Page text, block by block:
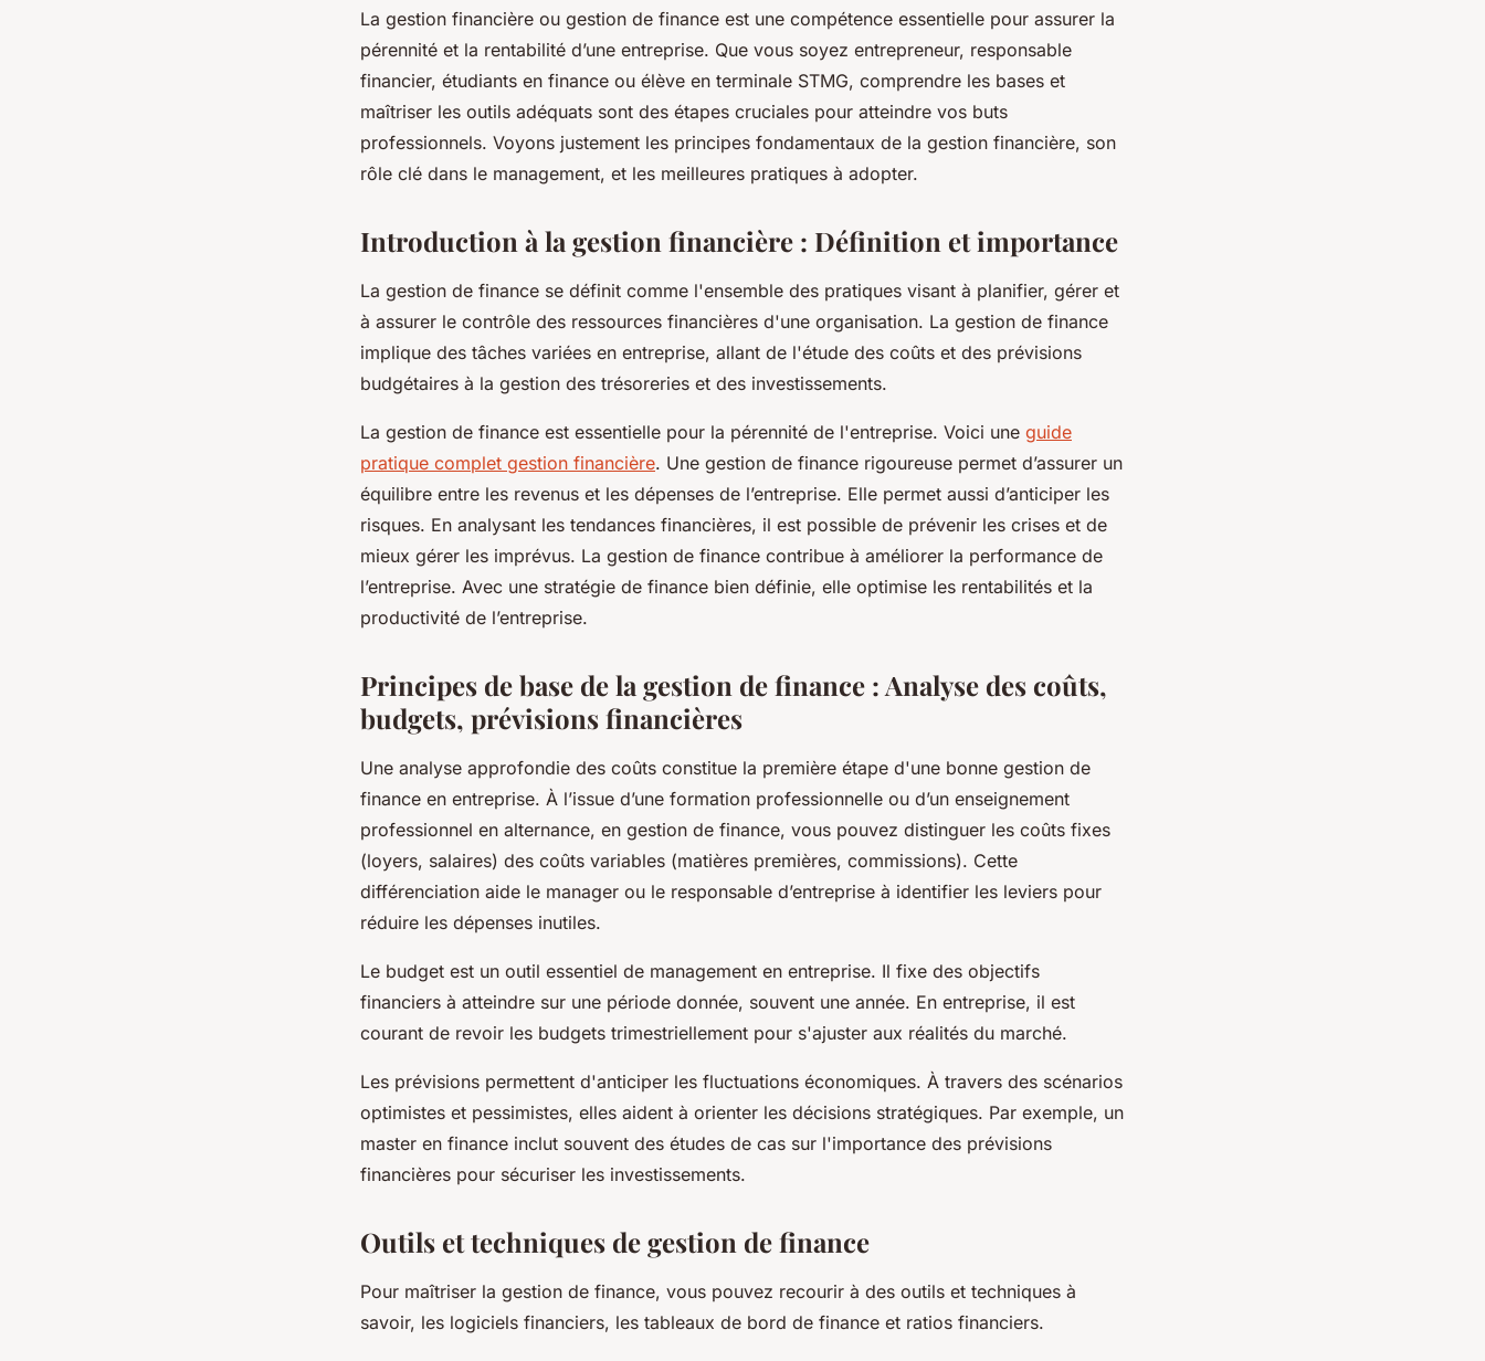
Comprendre les principes et
l'importance de la gestion financière
optimale pour les entreprises
La gestion financière ou gestion de finance est une compétence essentielle pour assurer la
pérennité et la rentabilité d’une entreprise. Que vous soyez entrepreneur, responsable
financier, étudiants en finance ou élève en terminale STMG, comprendre les bases et
maîtriser les outils adéquats sont des étapes cruciales pour atteindre vos buts
professionnels. Voyons justement les principes fondamentaux de la gestion financière, son
rôle clé dans le management, et les meilleures pratiques à adopter.
Introduction à la gestion financière : Définition et importance
La gestion de finance se définit comme l'ensemble des pratiques visant à planifier, gérer et
à assurer le contrôle des ressources financières d'une organisation. La gestion de finance
implique des tâches variées en entreprise, allant de l'étude des coûts et des prévisions
budgétaires à la gestion des trésoreries et des investissements.
La gestion de finance est essentielle pour la pérennité de l'entreprise. Voici une guide
pratique complet gestion financière. Une gestion de finance rigoureuse permet d’assurer un
équilibre entre les revenus et les dépenses de l’entreprise. Elle permet aussi d’anticiper les
risques. En analysant les tendances financières, il est possible de prévenir les crises et de
mieux gérer les imprévus. La gestion de finance contribue à améliorer la performance de
l’entreprise. Avec une stratégie de finance bien définie, elle optimise les rentabilités et la
productivité de l’entreprise.
Principes de base de la gestion de finance : Analyse des coûts,
budgets, prévisions financières
Une analyse approfondie des coûts constitue la première étape d'une bonne gestion de
finance en entreprise. À l’issue d’une formation professionnelle ou d’un enseignement
professionnel en alternance, en gestion de finance, vous pouvez distinguer les coûts fixes
(loyers, salaires) des coûts variables (matières premières, commissions). Cette
différenciation aide le manager ou le responsable d’entreprise à identifier les leviers pour
réduire les dépenses inutiles.
Le budget est un outil essentiel de management en entreprise. Il fixe des objectifs
financiers à atteindre sur une période donnée, souvent une année. En entreprise, il est
courant de revoir les budgets trimestriellement pour s'ajuster aux réalités du marché.
Les prévisions permettent d'anticiper les fluctuations économiques. À travers des scénarios
optimistes et pessimistes, elles aident à orienter les décisions stratégiques. Par exemple, un
master en finance inclut souvent des études de cas sur l'importance des prévisions
financières pour sécuriser les investissements.
Outils et techniques de gestion de finance
Pour maîtriser la gestion de finance, vous pouvez recourir à des outils et techniques à
savoir, les logiciels financiers, les tableaux de bord de finance et ratios financiers.